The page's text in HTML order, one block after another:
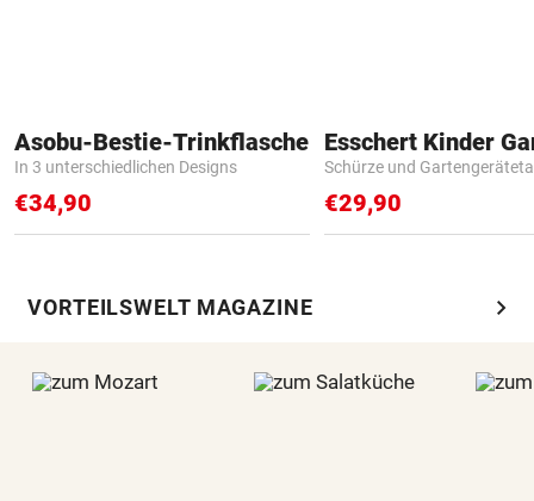
Asobu-Bestie-Trinkflasche
In 3 unterschiedlichen Designs
€34,90
Schürze und
€29,90
VORTEILSWELT MAGAZINE chevron_right